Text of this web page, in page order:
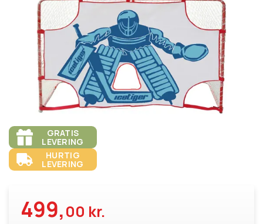
GRATIS
LEVERING
HURTIG
LEVERING
499,00 kr.